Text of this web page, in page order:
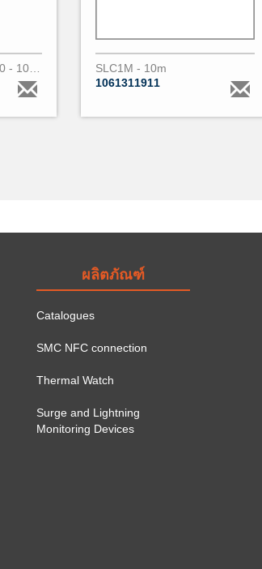
Surge เคาน์เตอร์ SC250 - 10m - 1 core PARALEC (2)
SLC1M - 10m
1061311911
ผลิตภัณฑ์
Catalogues
SMC NFC connection
Thermal Watch
Surge and Lightning
Monitoring Devices